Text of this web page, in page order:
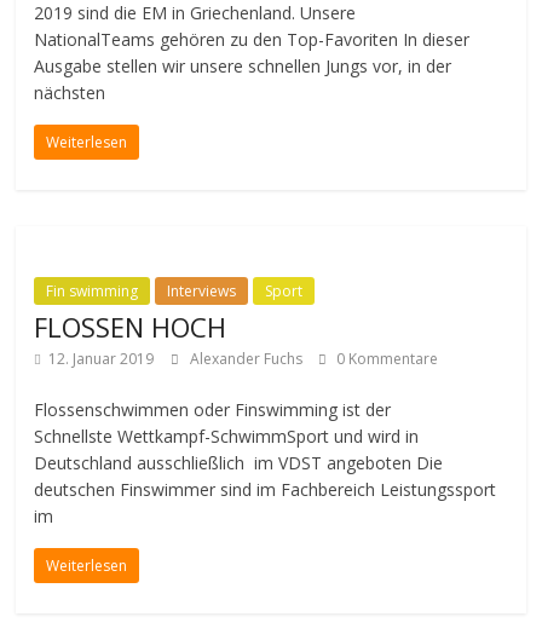
2019 sind die EM in Griechenland. Unsere
NationalTeams gehören zu den Top-Favoriten In dieser
Ausgabe stellen wir unsere schnellen Jungs vor, in der
nächsten
Weiterlesen
Fin swimming Interviews Sport
FLOSSEN HOCH
12. Januar 2019 Alexander Fuchs 0 Kommentare
Flossenschwimmen oder Finswimming ist der
Schnellste Wettkampf-SchwimmSport und wird in
Deutschland ausschließlich im VDST angeboten Die
deutschen Finswimmer sind im Fachbereich Leistungssport
im
Weiterlesen